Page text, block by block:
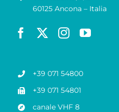
60125 Ancona – Italia
+39 071 54800
+39 071 54801
canale VHF 8